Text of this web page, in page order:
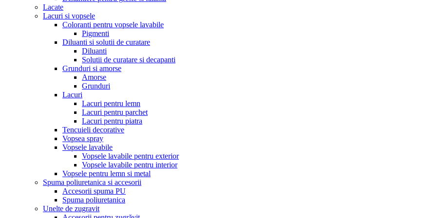
Lacate
Lacuri si vopsele
Coloranti pentru vopsele lavabile
Pigmenti
Diluanti si solutii de curatare
Diluanti
Solutii de curatare si decapanti
Grunduri si amorse
Amorse
Grunduri
Lacuri
Lacuri pentru lemn
Lacuri pentru parchet
Lacuri pentru piatra
Tencuieli decorative
Vopsea spray
Vopsele lavabile
Vopsele lavabile pentru exterior
Vopsele lavabile pentru interior
Vopsele pentru lemn si metal
Spuma poliuretanica si accesorii
Accesorii spuma PU
Spuma poliuretanica
Unelte de zugravit